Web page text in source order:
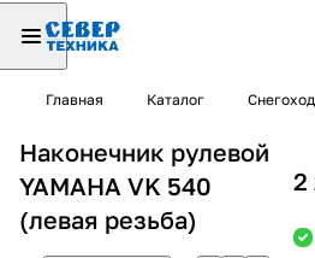
Главная Каталог
Наконечник рулевой
YAMAHA VK 540
(левая резьба)
2